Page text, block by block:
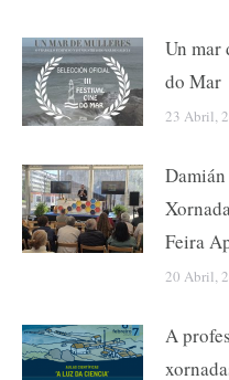
Un mar
do Mar
23 Abril,
Feira
20 Abril,
A